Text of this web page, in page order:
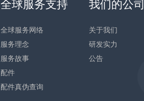
全球服务支持
全球服务网络
服务理念
服务故事
配件
配件真伪查询
我们的公司
关于我们
研发实力
公告